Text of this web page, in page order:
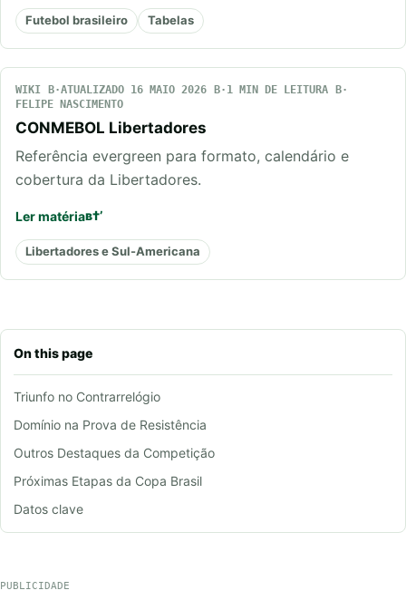
On this page
Triunfo no Contrarrelógio
Domínio na Prova de Resistência
Outros Destaques da Competição
Próximas Etapas da Copa Brasil
Datos clave
Futebol brasileiro Tabelas
WIKI ATUALIZADO 16 MAIO 2026
1 MIN DE LEITURA
FELIPE NASCIMENTO
CONMEBOL Libertadores
Referência evergreen para formato, calendário e
cobertura da Libertadores.
Ler matéria
Libertadores e Sul-Americana
PUBLICIDADE